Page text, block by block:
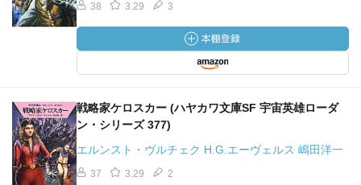
38 3.29 3
戦略家ケロスカー (ハヤカワ文庫SF 宇宙英雄ローダ
ン・シリーズ 377)
エルンスト・ヴルチェク H.G.エーヴェルス 嶋田洋一
37 3.29 2